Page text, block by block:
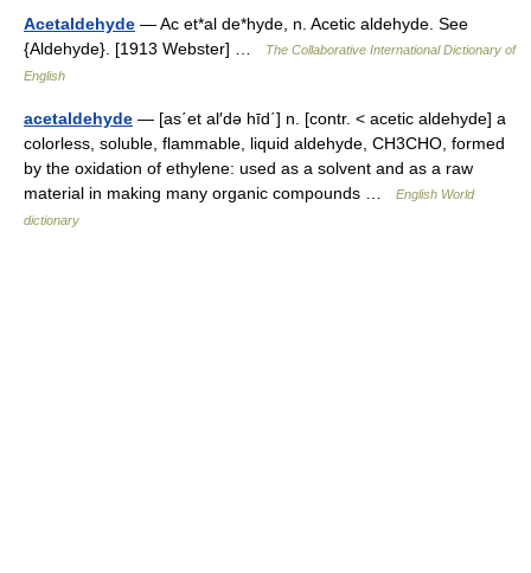
Acetaldehyde — Ac et*al de*hyde, n. Acetic aldehyde. See
{Aldehyde}. [1913 Webster] …
The Collaborative International Dictionary of
English
acetaldehyde — [as΄et al′də hīd΄] n. [contr. < acetic aldehyde] a
colorless, soluble, flammable, liquid aldehyde, CH3CHO, formed
by the oxidation of ethylene: used as a solvent and as a raw
material in making many organic compounds …
English World
dictionary